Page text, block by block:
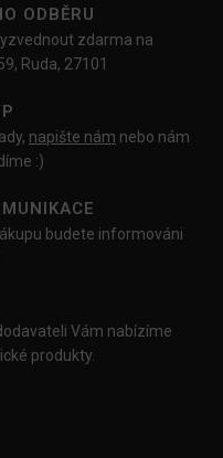
ODBĚRU
zdarma na
Ruda, 27101
napište nám nebo nám
:)
budete informováni
Vám nabízíme
produkty.